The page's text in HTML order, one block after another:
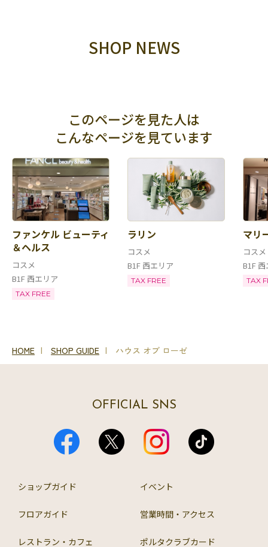
SHOP NEWS
このページを見た人は
こんなページを見ています
ファンケル ビューティ
＆ヘルス
コスメ
B1F 西エリア
TAX FREE
ラリン
コスメ
B1F 西エリア
TAX FREE
マリ
コス
B1F
TAX
HOME SHOP GUIDE ハウス オブ ローゼ
OFFICIAL SNS
ショップガイド イベント
フロアガイド 営業時間・アクセス
レストラン・カフェ ポルタクラブカード